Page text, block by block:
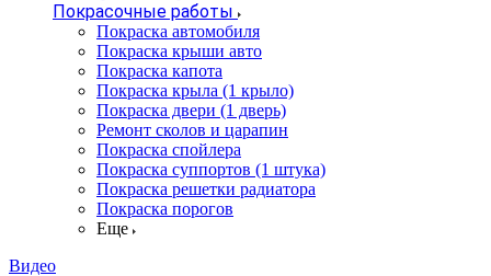
Покрасочные работы
Покраска автомобиля
Покраска крыши авто
Покраска капота
Покраска крыла (1 крыло)
Покраска двери (1 дверь)
Ремонт сколов и царапин
Покраска спойлера
Покраска суппортов (1 штука)
Покраска решетки радиатора
Покраска порогов
Еще
Видео